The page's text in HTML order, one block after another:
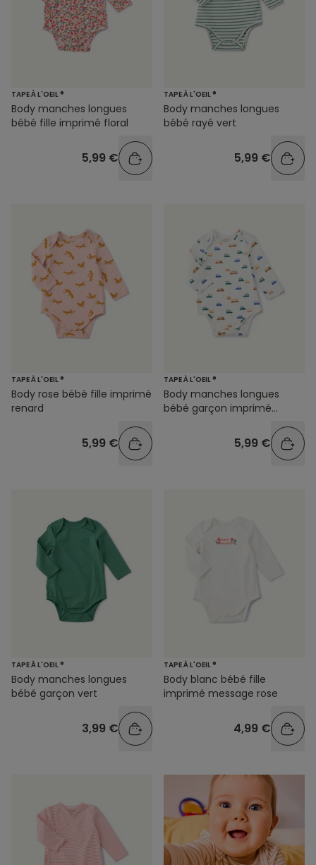
TAPE À L'OEIL ®
Body manches longues
bébé fille imprimé floral
5,99 €
TAPE À L'OEIL ®
Body manches longues
bébé rayé vert
5,99 €
TAPE À L'OEIL ®
Body rose bébé fille imprimé
renard
5,99 €
TAPE À L'OEIL ®
Body manches longues
bébé garçon imprimé
5,99 €
TAPE À L'OEIL ®
Body manches longues
bébé garçon vert
3,99 €
TAPE À L'OEIL ®
Body blanc bébé fille
imprimé message rose
4,99 €